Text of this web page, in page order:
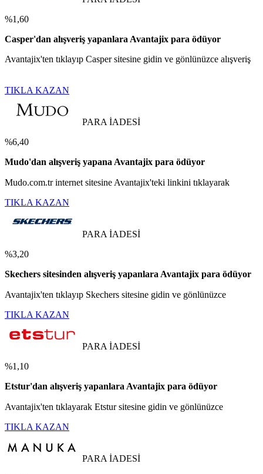
%1,60
Casper'dan alışveriş yapanlara Avantajix para ödüyor
Avantajix'ten tıklayıp Casper sitesine gidin ve gönlünüzce alışveriş
TIKLA KAZAN
PARA İADESİ
%6,40
Mudo'dan alışveriş yapana Avantajix para ödüyor
Mudo.com.tr internet sitesine Avantajix'teki linkini tıklayarak
TIKLA KAZAN
PARA İADESİ
%3,20
Skechers sitesinden alışveriş yapanlara Avantajix para ödüyor
Avantajix'ten tıklayıp Skechers sitesine gidin ve gönlünüzce
TIKLA KAZAN
PARA İADESİ
%1,10
Etstur'dan alışveriş yapanlara Avantajix para ödüyor
Avantajix'ten tıklayarak Etstur sitesine gidin ve gönlünüzce
TIKLA KAZAN
PARA İADESİ